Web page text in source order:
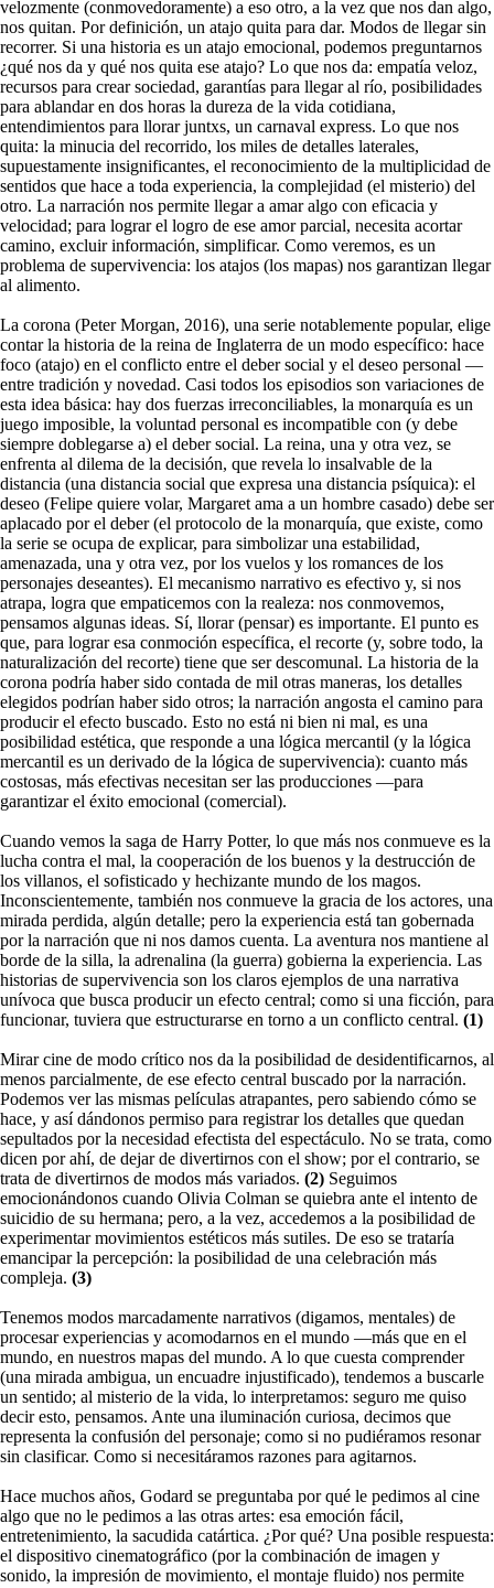
velozmente (conmovedoramente) a eso otro, a la vez que nos dan algo,
nos quitan. Por definición, un atajo quita para dar. Modos de llegar sin
recorrer. Si una historia es un atajo emocional, podemos preguntarnos
¿qué nos da y qué nos quita ese atajo? Lo que nos da: empatía veloz,
recursos para crear sociedad, garantías para llegar al río, posibilidades
para ablandar en dos horas la dureza de la vida cotidiana,
entendimientos para llorar juntxs, un carnaval express. Lo que nos
quita: la minucia del recorrido, los miles de detalles laterales,
supuestamente insignificantes, el reconocimiento de la multiplicidad de
sentidos que hace a toda experiencia, la complejidad (el misterio) del
otro. La narración nos permite llegar a amar algo con eficacia y
velocidad; para lograr el logro de ese amor parcial, necesita acortar
camino, excluir información, simplificar. Como veremos, es un
problema de supervivencia: los atajos (los mapas) nos garantizan llegar
al alimento.
La corona (Peter Morgan, 2016), una serie notablemente popular, elige
contar la historia de la reina de Inglaterra de un modo específico: hace
foco (atajo) en el conflicto entre el deber social y el deseo personal —
entre tradición y novedad. Casi todos los episodios son variaciones de
esta idea básica: hay dos fuerzas irreconciliables, la monarquía es un
juego imposible, la voluntad personal es incompatible con (y debe
siempre doblegarse a) el deber social. La reina, una y otra vez, se
enfrenta al dilema de la decisión, que revela lo insalvable de la
distancia (una distancia social que expresa una distancia psíquica): el
deseo (Felipe quiere volar, Margaret ama a un hombre casado) debe ser
aplacado por el deber (el protocolo de la monarquía, que existe, como
la serie se ocupa de explicar, para simbolizar una estabilidad,
amenazada, una y otra vez, por los vuelos y los romances de los
personajes deseantes). El mecanismo narrativo es efectivo y, si nos
atrapa, logra que empaticemos con la realeza: nos conmovemos,
pensamos algunas ideas. Sí, llorar (pensar) es importante. El punto es
que, para lograr esa conmoción específica, el recorte (y, sobre todo, la
naturalización del recorte) tiene que ser descomunal. La historia de la
corona podría haber sido contada de mil otras maneras, los detalles
elegidos podrían haber sido otros; la narración angosta el camino para
producir el efecto buscado. Esto no está ni bien ni mal, es una
posibilidad estética, que responde a una lógica mercantil (y la lógica
mercantil es un derivado de la lógica de supervivencia): cuanto más
costosas, más efectivas necesitan ser las producciones —para
garantizar el éxito emocional (comercial).
Cuando vemos la saga de Harry Potter, lo que más nos conmueve es la
lucha contra el mal, la cooperación de los buenos y la destrucción de
los villanos, el sofisticado y hechizante mundo de los magos.
Inconscientemente, también nos conmueve la gracia de los actores, una
mirada perdida, algún detalle; pero la experiencia está tan gobernada
por la narración que ni nos damos cuenta. La aventura nos mantiene al
borde de la silla, la adrenalina (la guerra) gobierna la experiencia. Las
historias de supervivencia son los claros ejemplos de una narrativa
unívoca que busca producir un efecto central; como si una ficción, para
funcionar, tuviera que estructurarse en torno a un conflicto central. (1)
Mirar cine de modo crítico nos da la posibilidad de desidentificarnos, al
menos parcialmente, de ese efecto central buscado por la narración.
Podemos ver las mismas películas atrapantes, pero sabiendo cómo se
hace, y así dándonos permiso para registrar los detalles que quedan
sepultados por la necesidad efectista del espectáculo. No se trata, como
dicen por ahí, de dejar de divertirnos con el show; por el contrario, se
trata de divertirnos de modos más variados. (2) Seguimos
emocionándonos cuando Olivia Colman se quiebra ante el intento de
suicidio de su hermana; pero, a la vez, accedemos a la posibilidad de
experimentar movimientos estéticos más sutiles. De eso se trataría
emancipar la percepción: la posibilidad de una celebración más
compleja. (3)
Tenemos modos marcadamente narrativos (digamos, mentales) de
procesar experiencias y acomodarnos en el mundo —más que en el
mundo, en nuestros mapas del mundo. A lo que cuesta comprender
(una mirada ambigua, un encuadre injustificado), tendemos a buscarle
un sentido; al misterio de la vida, lo interpretamos: seguro me quiso
decir esto, pensamos. Ante una iluminación curiosa, decimos que
representa la confusión del personaje; como si no pudiéramos resonar
sin clasificar. Como si necesitáramos razones para agitarnos.
Hace muchos años, Godard se preguntaba por qué le pedimos al cine
algo que no le pedimos a las otras artes: esa emoción fácil,
entretenimiento, la sacudida catártica. ¿Por qué? Una posible respuesta:
el dispositivo cinematográfico (por la combinación de imagen y
sonido, la impresión de movimiento, el montaje fluido) nos permite